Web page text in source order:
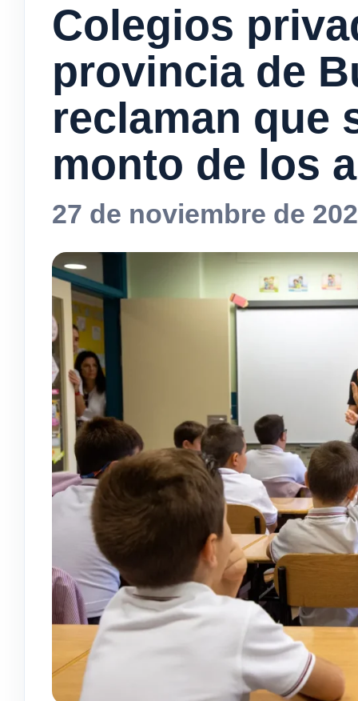
Colegios
provincia de
reclaman que
monto de los
27 de noviembre de